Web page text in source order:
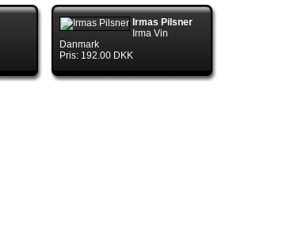
Irmas Pilsner
Irma Vin
Danmark
Pris: 192.00 DKK